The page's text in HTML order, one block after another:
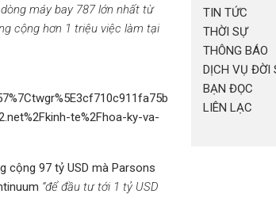
máy bay 787 lớn nhất từ
cộng hơn 1 triệu việc làm tại
te%2Fhoa-ky-va-
cộng 97 tỷ USD mà Parsons
“để đầu tư tới 1 tỷ USD
TIN TỨC
THỜI SỰ
THÔNG BÁO
DỊCH VỤ ĐỜI
BẠN ĐỌC
LIÊN LẠC